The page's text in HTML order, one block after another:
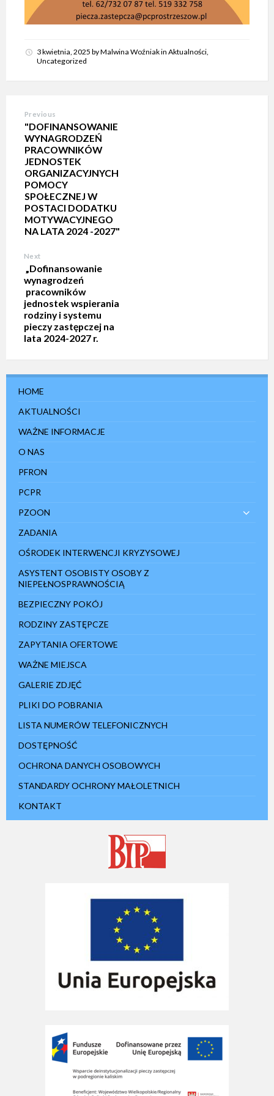
3 kwietnia, 2025 byMalwina Woźniakin Aktualności
Uncategorized
Previous
"DOFINANSOWANIE
WYNAGRODZEŃ
PRACOWNIKÓW
JEDNOSTEK
ORGANIZACYJNYCH
POMOCY
SPOŁECZNEJ W
POSTACI DODATKU
MOTYWACYJNEGO
NA LATA 2024 -2027"
Next
„Dofinansowanie
wynagrodzeń
pracowników
jednostek wspierania
rodziny i systemu
pieczy zastępczej na
lata 2024-2027 r.
HOME
AKTUALNOŚCI
WAŻNE INFORMACJE
O NAS
PFRON
PCPR
PZOON
ZADANIA
OŚRODEK INTERWENCJI KRYZYSOWEJ
ASYSTENT OSOBISTY OSOBY Z
NIEPEŁNOSPRAWNOŚCIĄ
BEZPIECZNY POKÓJ
RODZINY ZASTĘPCZE
ZAPYTANIA OFERTOWE
WAŻNE MIEJSCA
GALERIE ZDJĘĆ
PLIKI DO POBRANIA
LISTA NUMERÓW TELEFONICZNYCH
DOSTĘPNOŚĆ
OCHRONA DANYCH OSOBOWYCH
STANDARDY OCHRONY MAŁOLETNICH
KONTAKT